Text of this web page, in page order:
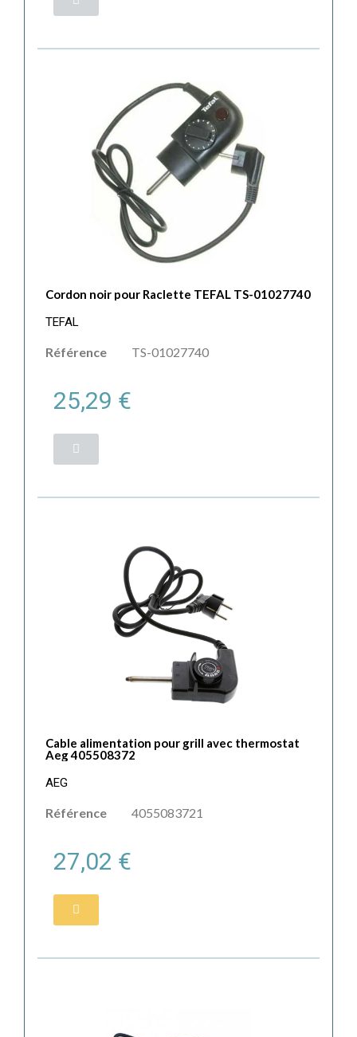
Cordon noir pour Raclette TEFAL TS-01027740
TEFAL
Référence TS-01027740
25,29 €
Cable alimentation pour grill avec thermostat
Aeg 405508372
AEG
Référence 4055083721
27,02 €